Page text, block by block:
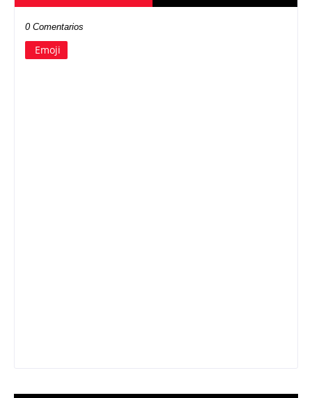
0 Comentarios
Emoji